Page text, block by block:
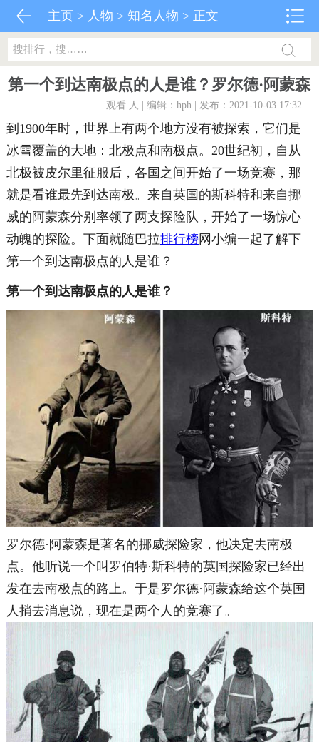
主页 > 人物 > 知名人物 > 正文
第一个到达南极点的人是谁？罗尔德·阿蒙森
观看 人 | 编辑：hph | 发布：2021-10-03 17:32
到1900年时，世界上有两个地方没有被探索，它们是
冰雪覆盖的大地：北极点和南极点。20世纪初，自从
北极被皮尔里征服后，各国之间开始了一场竞赛，那
就是看谁最先到达南极。来自英国的斯科特和来自挪
威的阿蒙森分别率领了两支探险队，开始了一场惊心
动魄的探险。下面就随巴拉排行榜网小编一起了解下
第一个到达南极点的人是谁？
第一个到达南极点的人是谁？
罗尔德·阿蒙森是著名的挪威探险家，他决定去南极
点。 他听说一个叫罗伯特·斯科特的英国探险家已经出
发在去南极点的路上。于是罗尔德·阿蒙森给这个英国
人捎去消息说，现在是两个人的竞赛了。